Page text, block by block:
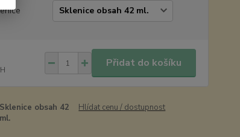
Přidat do košíku
Sklenice obsah 42
ml.
Hlídat cenu / dostupnost